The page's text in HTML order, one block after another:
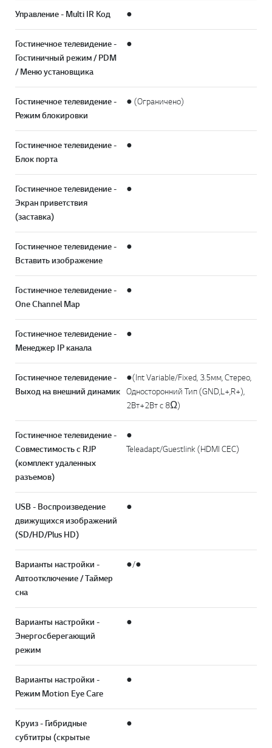
Управление - Multi IR Код ●
Гостинечное телевидение -
Гостиничный режим / PDM
/ Меню установщика
●
Гостинечное телевидение -
Режим блокировки
● (Ограничено)
Гостинечное телевидение -
Блок порта
●
Гостинечное телевидение -
Экран приветствия
(заставка)
●
Гостинечное телевидение -
Вставить изображение
●
Гостинечное телевидение -
One Channel Map
●
Гостинечное телевидение -
Менеджер IP канала
●
Гостинечное телевидение -
Выход на внешний динамик
●(Int Variable/Fixed, 3.5мм, Стерео,
Односторонний Тип (GND,L+,R+),
2Вт+2Вт с 8Ω)
Гостинечное телевидение -
Совместимость с RJP
(комплект удаленных
разъемов)
●
Teleadapt/Guestlink (HDMI CEC)
USB - Воспроизведение
движущихся изображений
(SD/HD/Plus HD)
●
Варианты настройки -
Автоотключение / Таймер
сна
●/●
Варианты настройки -
Энергосберегающий
режим
●
Варианты настройки -
Режим Motion Eye Care
●
Круиз - Гибридные
субтитры (скрытые
●